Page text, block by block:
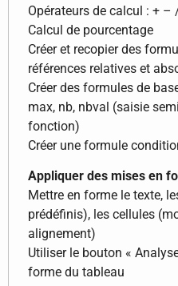
Opérateurs de calcul : + –
Calcul de pourcentage
Créer et recopier des
références relatives et
Créer des formules de
max, nb, nbval (saisie
fonction)
Créer une formule
Appliquer des mises en
Mettre en forme le texte,
prédéfinis), les cellules
alignement)
Utiliser le bouton «
forme du tableau